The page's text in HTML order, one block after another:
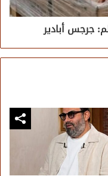
جرجس أبادير